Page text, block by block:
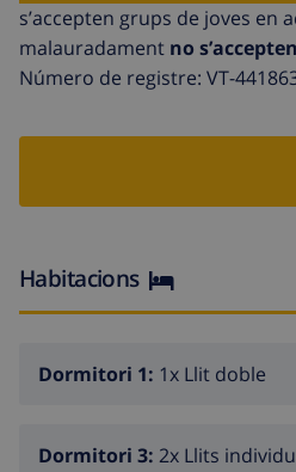
s’accepten grups de joves en
malauradament no s’accepten
Número de registre: VT-
Habitacions
Dormitori 1: 1x Llit doble
Dormitori 3: 2x Llits